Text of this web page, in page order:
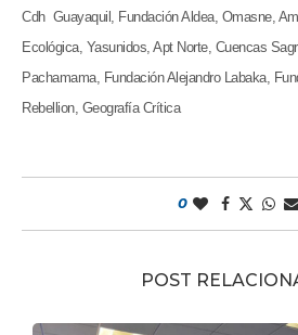
Cdh Guayaquil, Fundación Aldea, Omasne,
Ecológica, Yasunidos, Apt Norte, Cuencas
Pachamama, Fundación Alejandro Labaka,
Rebellion, Geografía Crítica
0
POST